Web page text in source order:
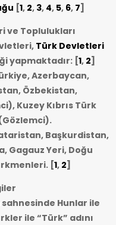
[1, 2, 3, 4, 5, 6, 7]
ve Toplulukları
Türk Devletleri
yapmaktadır: [1, 2]
Azerbaycan,
Özbekistan,
Kuzey Kıbrıs Türk
Başkurdistan,
Gagauz Yeri, Doğu
[1, 2]
Hunlar ile
ile “Türk” adını